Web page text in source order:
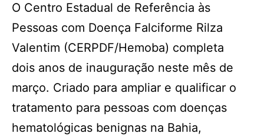
O Centro Estadual de Referência às
Pessoas com Doença Falciforme Rilza
Valentim (CERPDF/Hemoba) completa
dois anos de inauguração neste mês de
março. Criado para ampliar e qualificar o
tratamento para pessoas com doenças
hematológicas benignas na Bahia,